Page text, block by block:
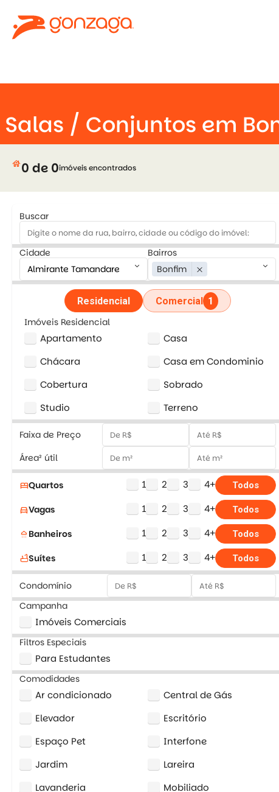
Salas / Conjuntos em
house0 de 0imóveis encontrados
Buscar
Cidade
keyboard_arrow_down
Bairros
Bonfim
close keyboard_arrow_down
Residencial Comercial 1
Imóveis Residencial
Apartamento
Casa
Chácara
Casa em Condominio
Cobertura
Sobrado
Studio
Terreno
Faixa de Preço
Área² útil
bedQuartos 1 2 3 4+ Todos
directions_carVagas 1 2 3 4+ Todos
shower Banheiros 1 2 3 4+ Todos
bathtubSuítes 1 2 3 4+ Todos
Condomínio
Campanha
Imóveis Comerciais
Filtros Especiais
Para Estudantes
Comodidades
Ar condicionado
Central de Gás
Elevador
Escritório
Espaço Pet
Interfone
Jardim
Lareira
Lavanderia
Mobiliado